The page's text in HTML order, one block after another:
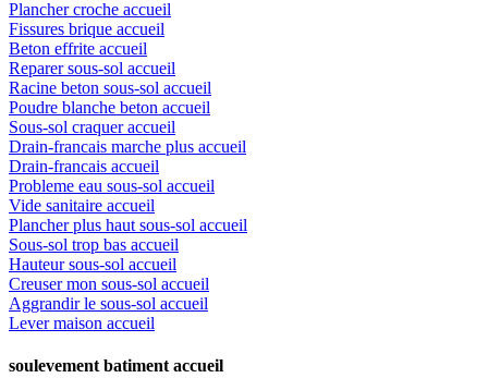
Plancher croche accueil
Fissures brique accueil
Beton effrite accueil
Reparer sous-sol accueil
Racine beton sous-sol accueil
Poudre blanche beton accueil
Sous-sol craquer accueil
Drain-francais marche plus accueil
Drain-francais accueil
Probleme eau sous-sol accueil
Vide sanitaire accueil
Plancher plus haut sous-sol accueil
Sous-sol trop bas accueil
Hauteur sous-sol accueil
Creuser mon sous-sol accueil
Aggrandir le sous-sol accueil
Lever maison accueil
soulevement batiment accueil